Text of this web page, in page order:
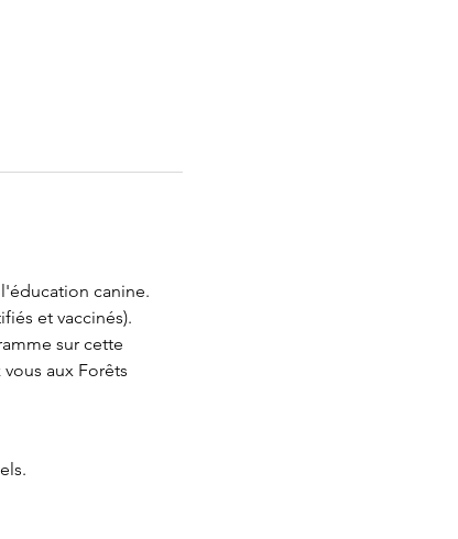
canine.
et vaccinés).
sur cette
aux Forêts